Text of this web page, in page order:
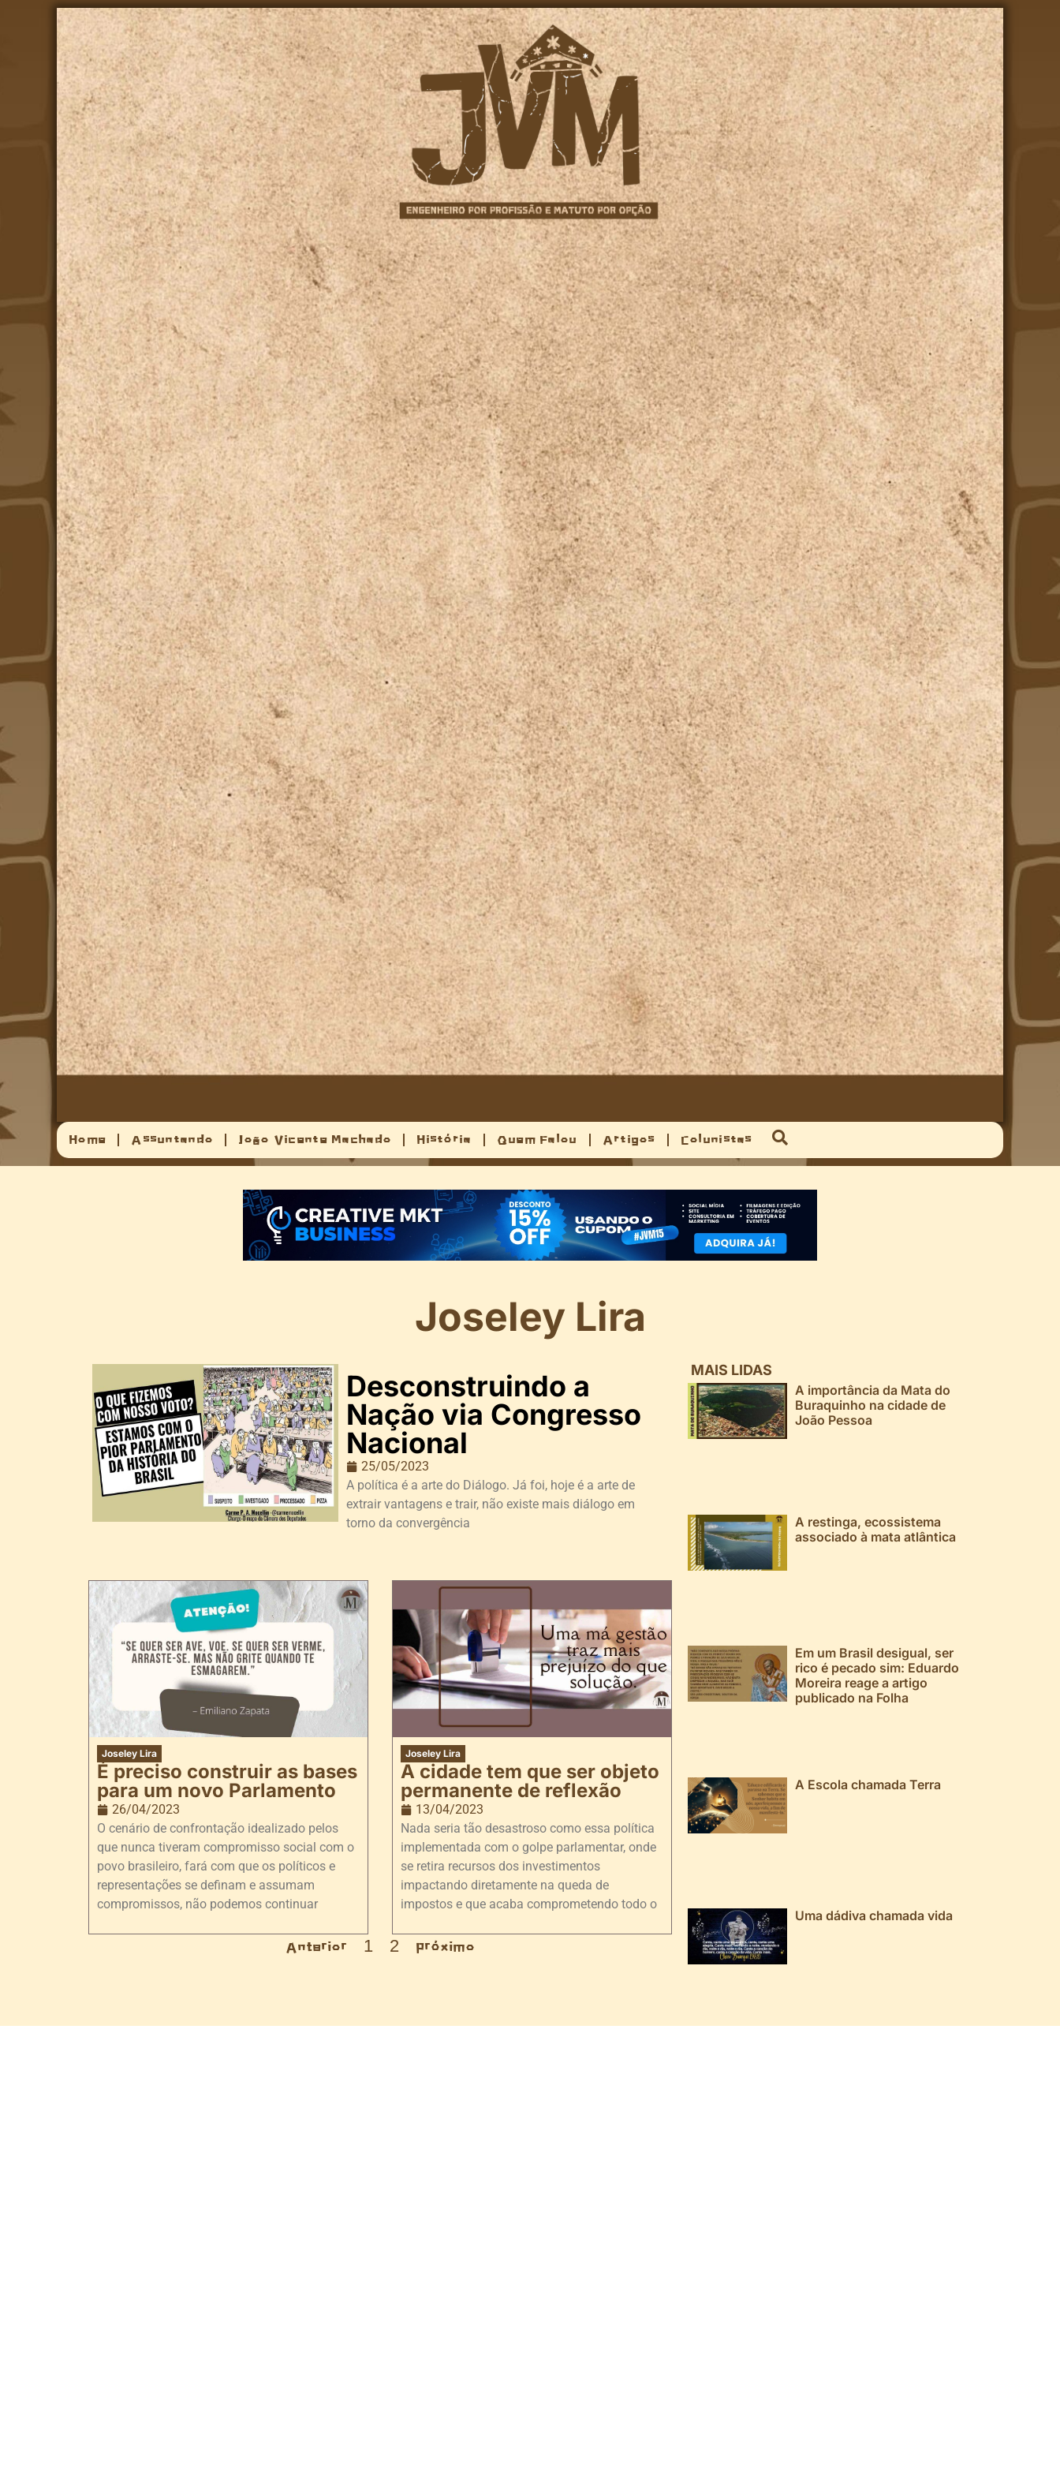
Home Assuntando João Vicente Machado História Quem Falou Artigos Colunistas
Joseley Lira
Desconstruindo a
Nação via Congresso
Nacional
25/05/2023
A política é a arte do Diálogo. Já foi, hoje é a arte de
extrair vantagens e trair, não existe mais diálogo em
torno da convergência
Joseley Lira
É preciso construir as bases
para um novo Parlamento
26/04/2023
O cenário de confrontação idealizado pelos
que nunca tiveram compromisso social com o
povo brasileiro, fará com que os políticos e
representações se definam e assumam
compromissos, não podemos continuar
Joseley Lira
A cidade tem que ser objeto
permanente de reflexão
13/04/2023
Nada seria tão desastroso como essa política
implementada com o golpe parlamentar, onde
se retira recursos dos investimentos
impactando diretamente na queda de
impostos e que acaba comprometendo todo o
Anterior 1 2 Próximo
MAIS LIDAS
A importância da Mata do
Buraquinho na cidade de
João Pessoa
A restinga, ecossistema
associado à mata atlântica
Em um Brasil desigual, ser
rico é pecado sim: Eduardo
Moreira reage a artigo
publicado na Folha
A Escola chamada Terra
Uma dádiva chamada vida